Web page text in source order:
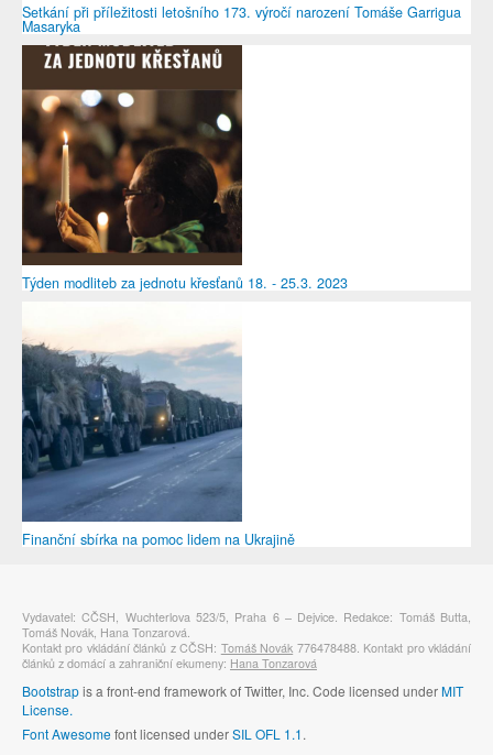
Setkání při příležitosti letošního 173. výročí narození Tomáše Garrigua
Masaryka
Týden modliteb za jednotu křesťanů 18. - 25.3. 2023
Finanční sbírka na pomoc lidem na Ukrajině
Vydavatel: CČSH, Wuchterlova 523/5, Praha 6 – Dejvice. Redakce: Tomáš Butta,
Tomáš Novák, Hana Tonzarová.
Kontakt pro vkládání článků z CČSH: Tomáš Novák 776478488. Kontakt pro vkládání
článků z domácí a zahraniční ekumeny: Hana Tonzarová
Bootstrapis a front-end framework of Twitter, Inc. Code licensed underMIT
License.
Font Awesomefont licensed underSIL OFL 1.1.